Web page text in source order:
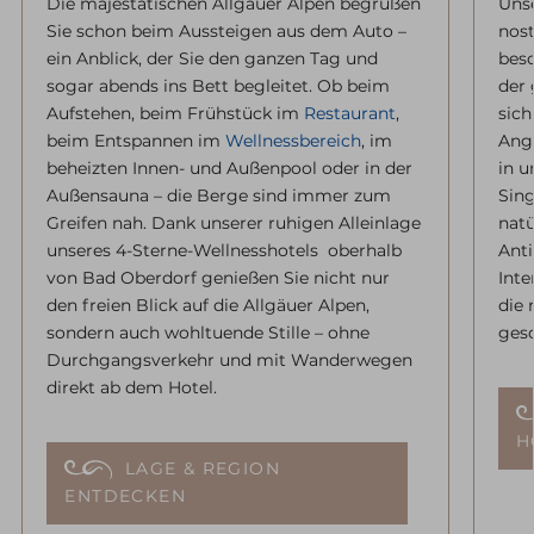
Sie schon beim Aussteigen aus dem Auto –
ein Anblick, der Sie den ganzen Tag und
sogar abends ins Bett begleitet. Ob beim
Aufstehen, beim Frühstück im Restaurant,
beim Entspannen imWellnessbereich, im
beheizten Innen- und Außenpool oder in der
Außensauna – die Berge sind immer zum
Greifen nah. Dank unserer ruhigen Alleinlage
unseres 4-Sterne-Wellnesshotels oberhalb
von Bad Oberdorf genießen Sie nicht nur
den freien Blick auf die Allgäuer Alpen,
sondern auch wohltuende Stille – ohne
Durchgangsverkehr und mit Wanderwegen
direkt ab dem Hotel.
LAGE & REGION
ENTDECKEN
der
in
die